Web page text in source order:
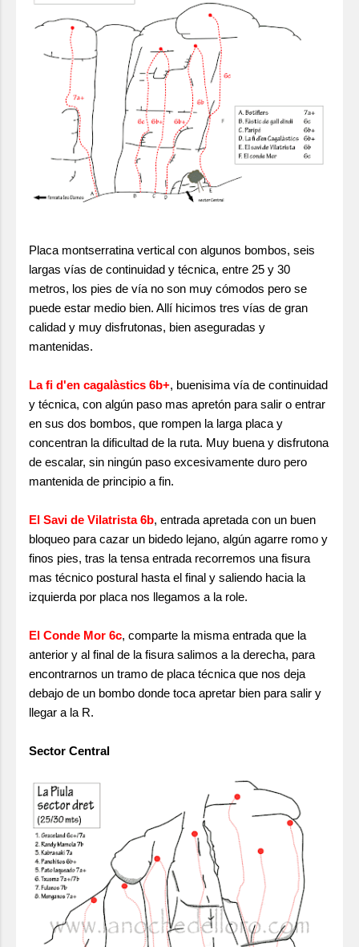
Placa montserratina vertical con algunos bombos, seis
largas vías de continuidad y técnica, entre 25 y 30
metros, los pies de vía no son muy cómodos pero se
puede estar medio bien. Allí hicimos tres vías de gran
calidad y muy disfrutonas, bien aseguradas y
mantenidas.
La fi d'en cagalàstics 6b+, buenisima vía de continuidad
y técnica, con algún paso mas apretón para salir o entrar
en sus dos bombos, que rompen la larga placa y
concentran la dificultad de la ruta. Muy buena y disfrutona
de escalar, sin ningún paso excesivamente duro pero
mantenida de principio a fin.
El Savi de Vilatrista 6b, entrada apretada con un buen
bloqueo para cazar un bidedo lejano, algún agarre romo y
finos pies, tras la tensa entrada recorremos una fisura
mas técnico postural hasta el final y saliendo hacia la
izquierda por placa nos llegamos a la role.
El Conde Mor 6c, comparte la misma entrada que la
anterior y al final de la fisura salimos a la derecha, para
encontrarnos un tramo de placa técnica que nos deja
debajo de un bombo donde toca apretar bien para salir y
llegar a la R.
Sector Central